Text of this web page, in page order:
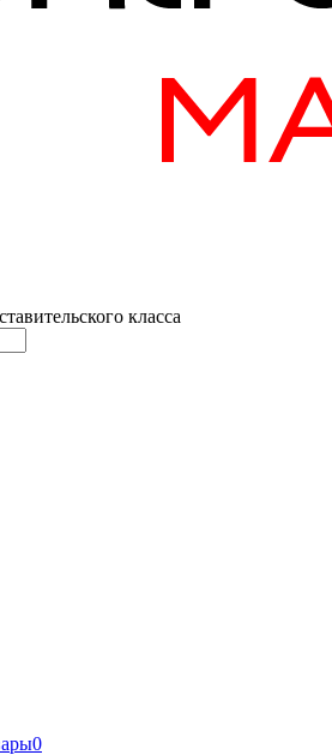
класса
0